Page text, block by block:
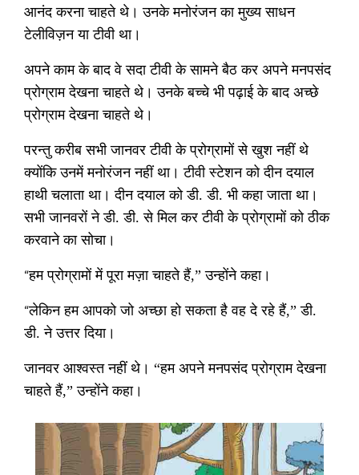
आनंद करना चाहते थे। उनके मनोरंजन का मुख्य साधन
टेलीविज़न या टीवी था।
अपने काम के बाद वे सदा टीवी के सामने बैठ कर अपने मनपसंद
प्रोग्राम देखना चाहते थे। उनके बच्चे भी पढ़ाई के बाद अच्छे
प्रोग्राम देखना चाहते थे।
परन्तु करीब सभी जानवर टीवी के प्रोग्रामों से खुश नहीं थे
क्योंकि उनमें मनोरंजन नहीं था। टीवी स्टेशन को दीन दयाल
हाथी चलाता था। दीन दयाल को डी.डी. भी कहा जाता था।
सभी जानवरों ने डी.डी.से मिल कर टीवी के प्रोग्रामों को ठीक
करवाने का सोचा।
“हम प्रोग्रामों में पूरा मज़ा चाहते हैं,”उन्होंने कहा।
“लेकिन हम आपको जो अच्छा हो सकता है वह दे रहे हैं,”डी.
डी.ने उत्तर दिया।
जानवर आश्वस्त नहीं थे। “हम अपने मनपसंद प्रोग्राम देखना
चाहते हैं,”उन्होंने कहा।